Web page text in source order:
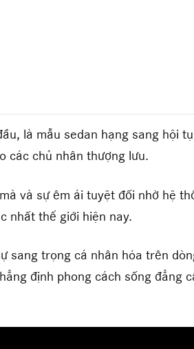
là mẫu sedan hạng sang hội
các chủ nhân thượng lưu.
và sự êm ái tuyệt đối nhờ hệ
nhất thế giới hiện nay.
sang trọng cá nhân hóa trên
định phong cách sống đẳng